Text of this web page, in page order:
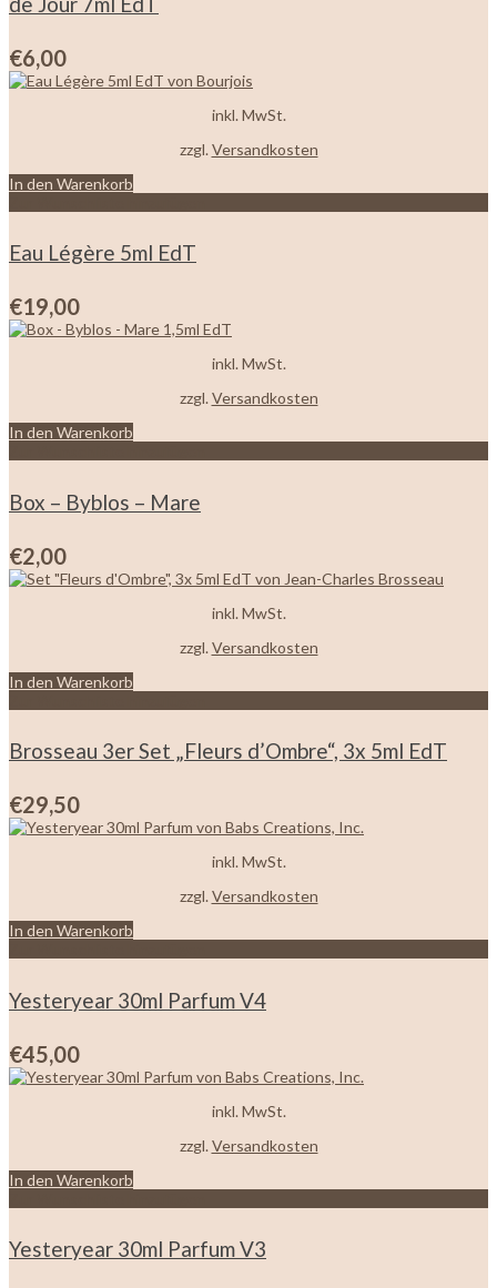
€6,00
inkl. MwSt.
zzgl. Versandkosten
In den Warenkorb
Eau Légère 5ml EdT
€19,00
inkl. MwSt.
zzgl. Versandkosten
In den Warenkorb
Box – Byblos – Mare
€2,00
inkl. MwSt.
zzgl. Versandkosten
In den Warenkorb
Brosseau 3er Set „Fleurs d’Ombre“, 3x 5ml EdT
€29,50
inkl. MwSt.
zzgl.Versandkosten
In den Warenkorb
Yesteryear 30ml Parfum V4
€45,00
inkl. MwSt.
zzgl. Versandkosten
In den Warenkorb
Yesteryear 30ml Parfum V3